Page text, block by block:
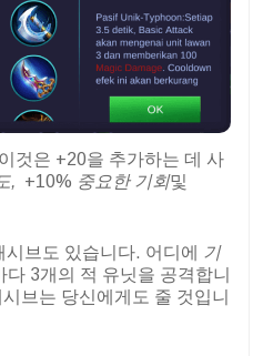
이것은 +20을 추가하는 데 사
, +10% 중요한 기회및
시브도 있습니다. 어디에 기
3개의 적 유닛을 공격합니
브는 당신에게도 줄 것입니